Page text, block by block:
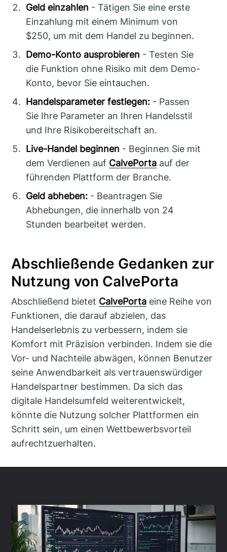
Geld einzahlen - Tätigen Sie eine erste
Einzahlung mit einem Minimum von
$250, um mit dem Handel zu beginnen.
Demo-Konto ausprobieren - Testen Sie
die Funktion ohne Risiko mit dem Demo-
Konto, bevor Sie eintauchen.
Handelsparameter festlegen: - Passen
Sie Ihre Parameter an Ihren Handelsstil
und Ihre Risikobereitschaft an.
Live-Handel beginnen - Beginnen Sie mit
dem Verdienen auf CalvePorta auf der
führenden Plattform der Branche.
Geld abheben: - Beantragen Sie
Abhebungen, die innerhalb von 24
Stunden bearbeitet werden.
Abschließende Gedanken zur
Nutzung von CalvePorta
Abschließend bietet CalvePorta eine Reihe von
Funktionen, die darauf abzielen, das
Handelserlebnis zu verbessern, indem sie
Komfort mit Präzision verbinden. Indem sie die
Vor- und Nachteile abwägen, können Benutzer
seine Anwendbarkeit als vertrauenswürdiger
Handelspartner bestimmen. Da sich das
digitale Handelsumfeld weiterentwickelt,
könnte die Nutzung solcher Plattformen ein
Schritt sein, um einen Wettbewerbsvorteil
aufrechtzuerhalten.